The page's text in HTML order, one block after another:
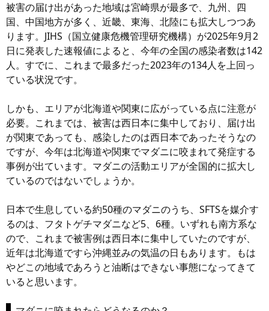
被害の届け出があった地域は宮崎県が最多で、九州、四
国、中国地方が多く、近畿、東海、北陸にも拡大しつつあ
ります。JIHS（国立健康危機管理研究機構）が2025年9月2
日に発表した速報値によると、今年の全国の感染者数は142
人。すでに、これまで最多だった2023年の134人を上回っ
ている状況です。
しかも、エリアが北海道や関東に広がっている点に注意が
必要。これまでは、被害は西日本に集中しており、届け出
が関東であっても、感染したのは西日本であったそうなの
ですが、今年は北海道や関東でマダニに咬まれて発症する
事例が出ています。マダニの活動エリアが全国的に拡大し
ているのではないでしょうか。
日本で生息している約50種のマダニのうち、SFTSを媒介す
るのは、フタトゲチマダニなど5、6種。いずれも南方系な
ので、これまで被害例は西日本に集中していたのですが、
近年は北海道ですら沖縄並みの気温の日もあります。もは
やどこの地域であろうと油断はできない事態になってきて
いると思います。